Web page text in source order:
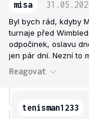
misa
Byl bych rád, kdyby
turnaje před
odpočinek, oslavu
jen pár dní. Nezní to
Reagovat
tenisman1233